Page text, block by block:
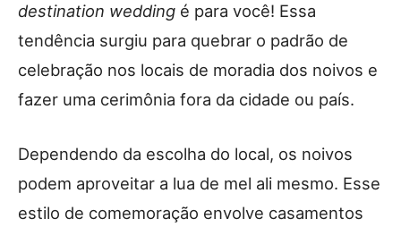
destination wedding é para você! Essa
tendência surgiu para quebrar o padrão de
celebração nos locais de moradia dos noivos e
fazer uma cerimônia fora da cidade ou país.
Dependendo da escolha do local, os noivos
podem aproveitar a lua de mel ali mesmo. Esse
estilo de comemoração envolve casamentos